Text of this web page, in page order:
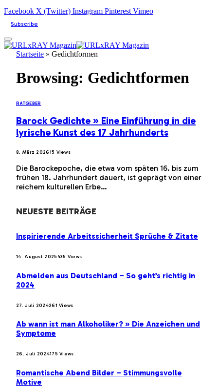
Facebook X (Twitter) Instagram Pinterest Vimeo
Subscribe
Startseite » Gedichtformen
Browsing: Gedichtformen
RATGEBER
Barock Gedichte » Eine Einführung in die
lyrische Kunst des 17 Jahrhunderts
8. März 202615 Views
Die Barockepoche, die etwa vom späten 16. bis zum
frühen 18. Jahrhundert dauert, ist geprägt von einer
reichem kulturellen Erbe…
NEUESTE BEITRÄGE
Inspirierende Arbeitssicherheit Sprüche & Zitate
14. August 2025435 Views
Abmelden aus Deutschland – So geht’s richtig in
2024
27. Juli 2024261Views
Ab wann ist man Alkoholiker? » Die Anzeichen und
Symptome
26. Juli 2024175Views
Romantische Abend Bilder – Stimmungsvolle
Motive